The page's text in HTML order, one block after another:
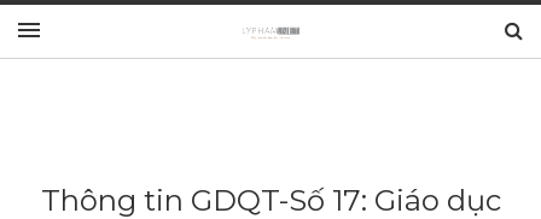
Thông tin GDQT-Số 17: Giáo dục